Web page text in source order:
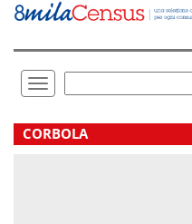
Vai
direttamente
Toggle
navigation
.
CORBOLA